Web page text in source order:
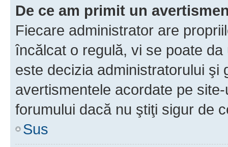
De ce am primit un
Fiecare administrator are
încălcat o regulă, vi se poate
este decizia administratorului şi
avertismentele acordate pe
forumului dacă nu ştiţi sigur de
Sus